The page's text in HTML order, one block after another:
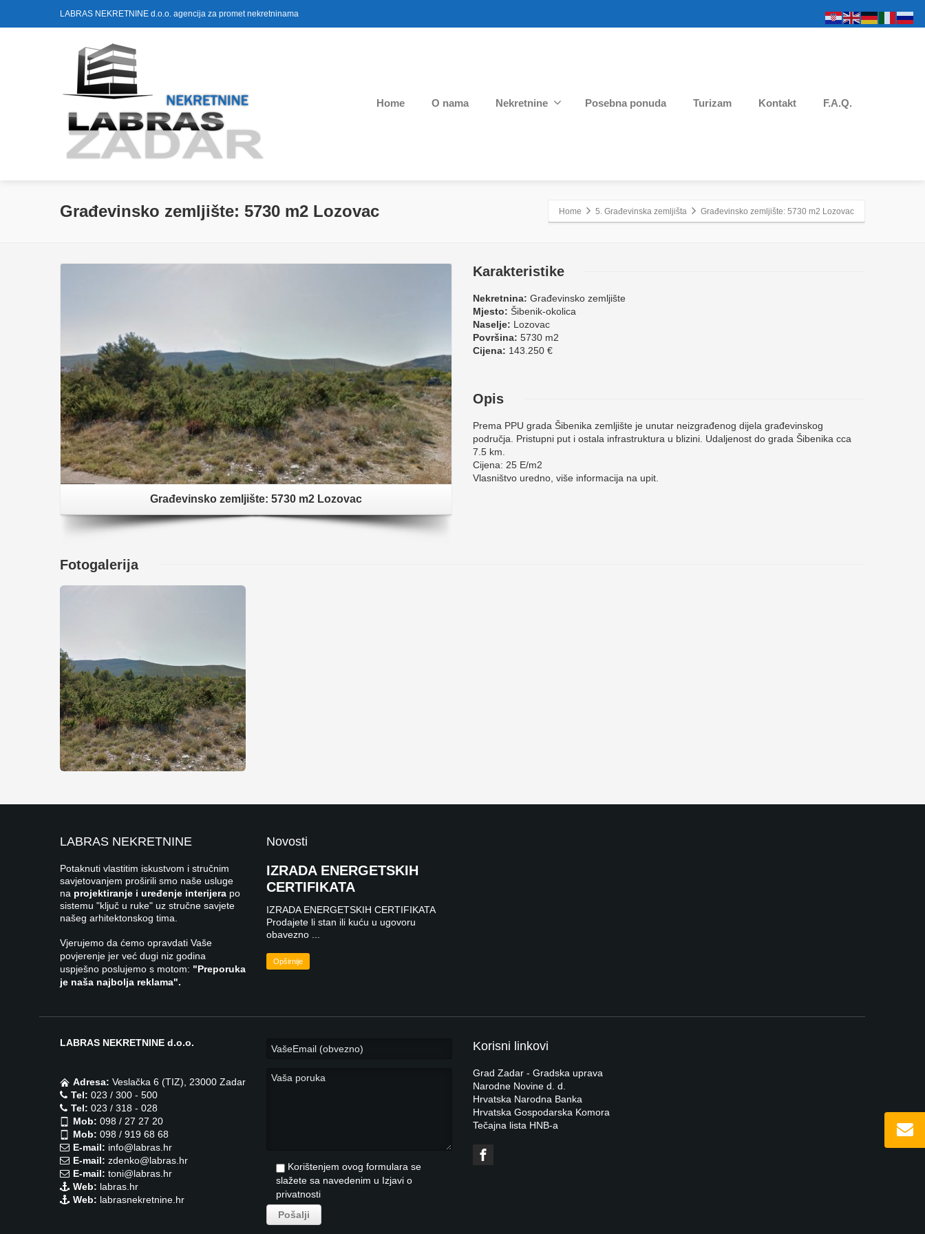
LABRAS NEKRETNINE d.o.o. agencija za promet nekretninama
Home O nama Nekretnine Posebna ponuda Turizam Kontakt F.A.Q.
Građevinsko zemljište: 5730 m2 Lozovac Home 5. Građevinska zemljišta Građevinsko zemljište: 5730 m2 Lozovac
Građevinsko zemljište: 5730 m2 Lozovac
Karakteristike
Nekretnina: Građevinsko zemljište
Mjesto: Šibenik-okolica
Naselje: Lozovac
Površina: 5730 m2
Cijena: 143.250 €
Opis
Prema PPU grada Šibenika zemljište je unutar neizgrađenog dijela građevinskog
područja. Pristupni put i ostala infrastruktura u blizini. Udaljenost do grada Šibenika cca
7.5 km.
Cijena: 25 E/m2
Vlasništvo uredno, više informacija na upit.
Fotogalerija
LABRAS NEKRETNINE
Potaknuti vlastitim iskustvom i stručnim
savjetovanjem proširili smo naše usluge
na projektiranje i uređenje interijera po
sistemu "ključ u ruke" uz stručne savjete
našeg arhitektonskog tima.
Vjerujemo da ćemo opravdati Vaše
povjerenje jer već dugi niz godina
uspješno poslujemo s motom: "Preporuka
je naša najbolja reklama".
Novosti
IZRADA ENERGETSKIH
CERTIFIKATA
IZRADA ENERGETSKIH CERTIFIKATA
Prodajete li stan ili kuću u ugovoru
obavezno ...
Opširnije
LABRAS NEKRETNINE d.o.o.
Adresa: Veslačka 6 (TIZ), 23000 Zadar
Tel: 023 / 300 - 500
Tel: 023 / 318 - 028
Mob: 098 / 27 27 20
Mob: 098 / 919 68 68
E-mail: info@labras.hr
E-mail: zdenko@labras.hr
E-mail: toni@labras.hr
Web: labras.hr
Web: labrasnekretnine.hr
Korištenjem ovog formulara se
slažete sa navedenim u Izjavi o
privatnosti
Korisni linkovi
Grad Zadar - Gradska uprava
Narodne Novine d. d.
Hrvatska Narodna Banka
Hrvatska Gospodarska Komora
Tečajna lista HNB-a